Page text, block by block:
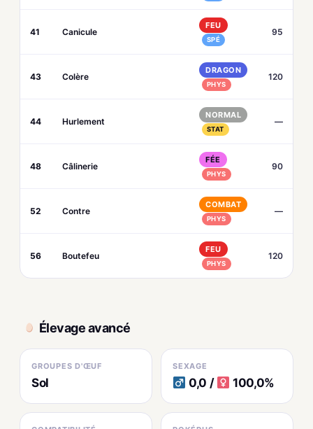
41 Canicule
FEU
SPÉ
95
43 Colère
DRAGON
PHYS
120
44 Hurlement
NORMAL
STAT
—
48 Câlinerie
FÉE
PHYS
90
52 Contre
COMBAT
PHYS
—
56 Boutefeu
FEU
PHYS
120
Élevage avancé
GROUPES D'ŒUF
Sol
SEXAGE
0,0 / 100,0%